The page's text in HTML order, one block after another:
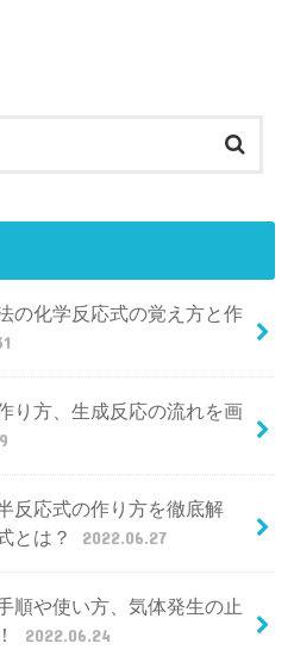
の化学反応式の覚え方と作
り方、生成反応の流れを画
反応式の作り方を徹底解
とは？
2022.06.27
順や使い方、気体発生の止
2022.06.24